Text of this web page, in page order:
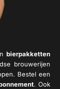
bierpakketten
brouwerijen
Bestel een
. Ook